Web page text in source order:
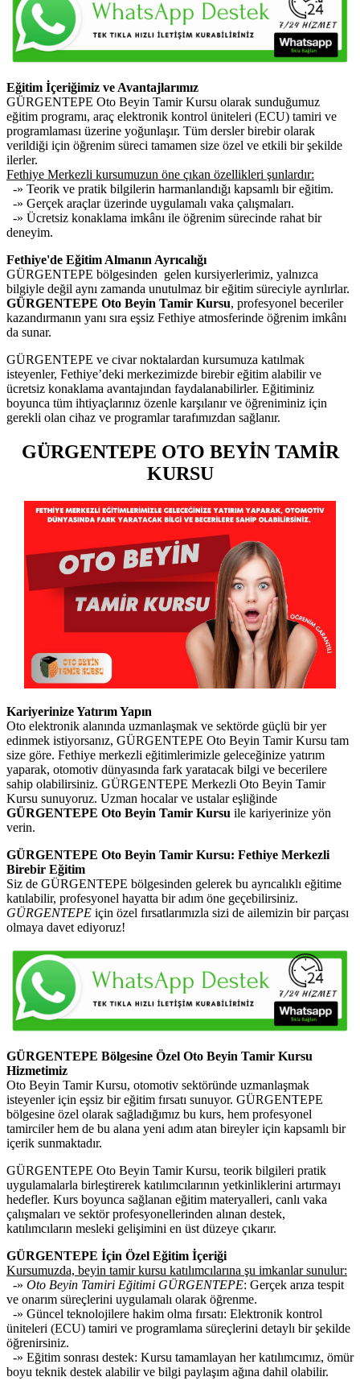
Eğitim İçeriğimiz ve Avantajlarımız
GÜRGENTEPE Oto Beyin Tamir Kursu olarak sunduğumuz
eğitim programı, araç elektronik kontrol üniteleri (ECU) tamiri ve
programlaması üzerine yoğunlaşır. Tüm dersler birebir olarak
verildiği için öğrenim süreci tamamen size özel ve etkili bir şekilde
ilerler.
Fethiye Merkezli kursumuzun öne çıkan özellikleri şunlardır:
-» Teorik ve pratik bilgilerin harmanlandığı kapsamlı bir eğitim.
-» Gerçek araçlar üzerinde uygulamalı vaka çalışmaları.
-» Ücretsiz konaklama imkânı ile öğrenim sürecinde rahat bir
deneyim.
Fethiye'de Eğitim Almanın Ayrıcalığı
GÜRGENTEPE bölgesinden gelen kursiyerlerimiz, yalnızca
bilgiyle değil aynı zamanda unutulmaz bir eğitim süreciyle ayrılırlar.
GÜRGENTEPE Oto Beyin Tamir Kursu, profesyonel beceriler
kazandırmanın yanı sıra eşsiz Fethiye atmosferinde öğrenim imkânı
da sunar.
GÜRGENTEPE ve civar noktalardan kursumuza katılmak
isteyenler, Fethiye’deki merkezimizde birebir eğitim alabilir ve
ücretsiz konaklama avantajından faydalanabilirler. Eğitiminiz
boyunca tüm ihtiyaçlarınız özenle karşılanır ve öğreniminiz için
gerekli olan cihaz ve programlar tarafımızdan sağlanır.
GÜRGENTEPE OTO BEYİN TAMİR
KURSU
Kariyerinize Yatırım Yapın
Oto elektronik alanında uzmanlaşmak ve sektörde güçlü bir yer
edinmek istiyorsanız, GÜRGENTEPE Oto Beyin Tamir Kursu tam
size göre. Fethiye merkezli eğitimlerimizle geleceğinize yatırım
yaparak, otomotiv dünyasında fark yaratacak bilgi ve becerilere
sahip olabilirsiniz. GÜRGENTEPE Merkezli Oto Beyin Tamir
Kursu sunuyoruz. Uzman hocalar ve ustalar eşliğinde
GÜRGENTEPE Oto Beyin Tamir Kursu ile kariyerinize yön
verin.
GÜRGENTEPE Oto Beyin Tamir Kursu: Fethiye Merkezli
Birebir Eğitim
Siz de GÜRGENTEPE bölgesinden gelerek bu ayrıcalıklı eğitime
katılabilir, profesyonel hayatta bir adım öne geçebilirsiniz.
GÜRGENTEPE için özel fırsatlarımızla sizi de ailemizin bir parçası
olmaya davet ediyoruz!
GÜRGENTEPE Bölgesine Özel Oto Beyin Tamir Kursu
Hizmetimiz
Oto Beyin Tamir Kursu, otomotiv sektöründe uzmanlaşmak
isteyenler için eşsiz bir eğitim fırsatı sunuyor. GÜRGENTEPE
bölgesine özel olarak sağladığımız bu kurs, hem profesyonel
tamirciler hem de bu alana yeni adım atan bireyler için kapsamlı bir
içerik sunmaktadır.
GÜRGENTEPE Oto Beyin Tamir Kursu, teorik bilgileri pratik
uygulamalarla birleştirerek katılımcılarının yetkinliklerini artırmayı
hedefler. Kurs boyunca sağlanan eğitim materyalleri, canlı vaka
çalışmaları ve sektör profesyonellerinden alınan destek,
katılımcıların mesleki gelişimini en üst düzeye çıkarır.
GÜRGENTEPE İçin Özel Eğitim İçeriği
Kursumuzda, beyin tamir kursu katılımcılarına şu imkanlar sunulur:
-» Oto Beyin Tamiri Eğitimi GÜRGENTEPE: Gerçek arıza tespit
ve onarım süreçlerini uygulamalı olarak öğrenme.
-» Güncel teknolojilere hakim olma fırsatı: Elektronik kontrol
üniteleri (ECU) tamiri ve programlama süreçlerini detaylı bir şekilde
öğrenirsiniz.
-» Eğitim sonrası destek: Kursu tamamlayan her katılımcımız, ömür
boyu teknik destek alabilir ve bilgi paylaşım ağına dahil olabilir.